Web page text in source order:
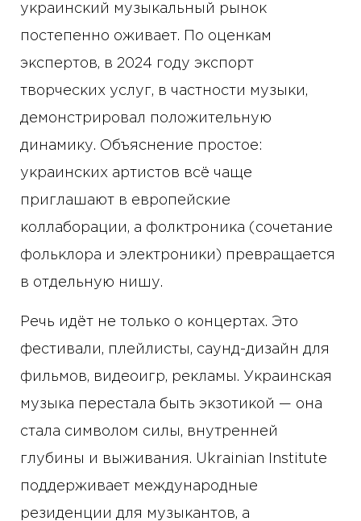
украинский музыкальный рынок
постепенно оживает. По оценкам
экспертов, в 2024 году экспорт
творческих услуг, в частности музыки,
демонстрировал положительную
динамику. Объяснение простое:
украинских артистов всё чаще
приглашают в европейские
коллаборации, а фолктроника (сочетание
фольклора и электроники) превращается
в отдельную нишу.
Речь идёт не только о концертах. Это
фестивали, плейлисты, саунд-дизайн для
фильмов, видеоигр, рекламы. Украинская
музыка перестала быть экзотикой — она
стала символом силы, внутренней
глубины и выживания. Ukrainian Institute
поддерживает международные
резиденции для музыкантов, а